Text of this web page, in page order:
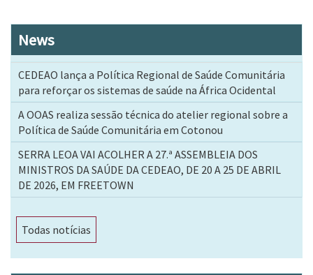
News
CEDEAO lança a Política Regional de Saúde Comunitária
para reforçar os sistemas de saúde na África Ocidental
A OOAS realiza sessão técnica do atelier regional sobre a
Política de Saúde Comunitária em Cotonou
SERRA LEOA VAI ACOLHER A 27.ª ASSEMBLEIA DOS
MINISTROS DA SAÚDE DA CEDEAO, DE 20 A 25 DE ABRIL
DE 2026, EM FREETOWN
Todas notícias